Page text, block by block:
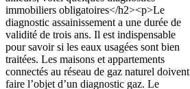
immobiliers obligatoires</h2><p>Le
diagnostic assainissement a une durée de
validité de trois ans. Il est indispensable
pour savoir si les eaux usagées sont bien
traitées. Les maisons et appartements
connectés au réseau de gaz naturel doivent
faire l’objet d’un diagnostic gaz. Le